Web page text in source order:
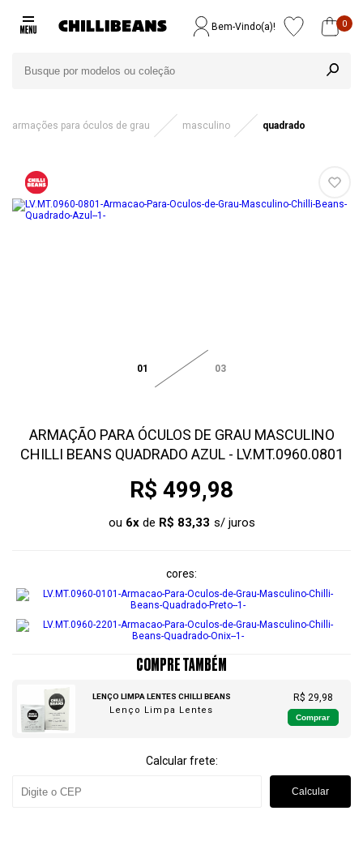
Bem-Vindo(a)! 0
armações para óculos de grau masculino quadrado
01 03
ARMAÇÃO PARA ÓCULOS DE GRAU MASCULINO
CHILLI BEANS QUADRADO AZUL - LV.MT.0960.0801
R$ 499,98
ou 6xde R$ 83,33
cores
COMPRE TAMBÉM
LENÇO LIMPA LENTES CHILLI BEANS
Lenço Limpa Lentes
R$ 29,98
Comprar
Calcular frete:
Calcular